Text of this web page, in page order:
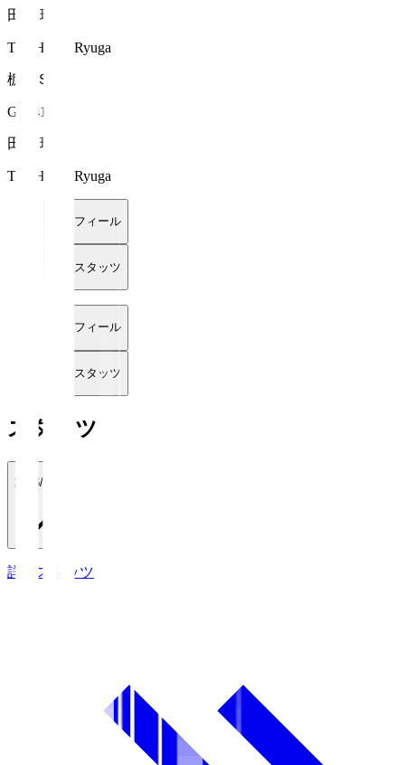
田代 琉我
TASHIRO Ryuga
栃木ＳＣ
GK 41
田代 琉我
TASHIRO Ryuga
プロフィール
詳細スタッツ
プロフィール
詳細スタッツ
スタッツ
2026/27
詳細スタッツ